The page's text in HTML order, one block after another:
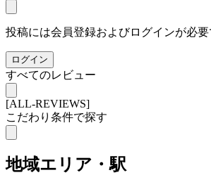
投稿には会員登録およびログインが必要
ログイン
すべてのレビュー
[ALL-REVIEWS]
こだわり条件で探す
地域エリア・駅